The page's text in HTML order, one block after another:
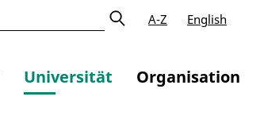
A-Z English
Universität Organisation